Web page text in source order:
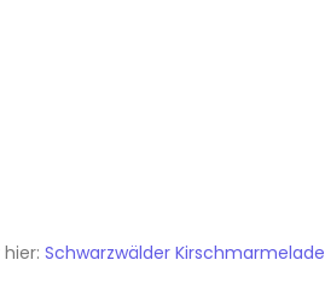
Schwarzwälder Kirschmarmelade